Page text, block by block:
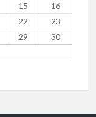
15
16
22
23
29
30